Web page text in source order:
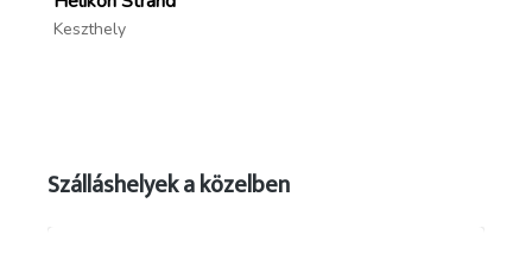
Keszthely
Szálláshelyek a közelben